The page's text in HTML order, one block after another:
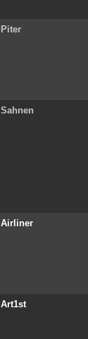
Piter
Sahnen
Airliner
Art1st